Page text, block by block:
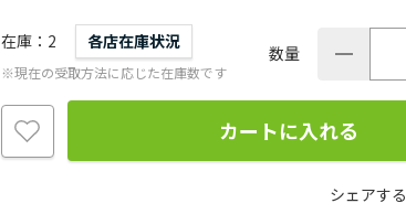
在庫 2 各店在庫状況
※現在の受取方法に応じた在庫数です
数量
カートに入れる
シェアする